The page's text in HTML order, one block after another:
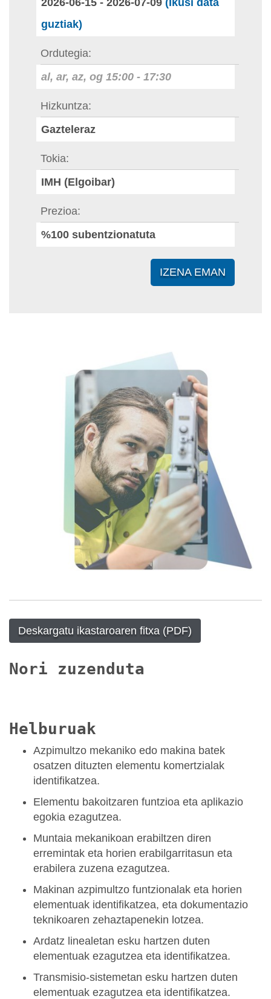
2026-06-15 - 2026-07-09 (Ikusi data
guztiak)
Ordutegia
al, ar, az, og 15:00 - 17:30
Hizkuntza
Gazteleraz
Tokia
IMH (Elgoibar)
Prezioa
%100 subentzionatuta
IZENA EMAN
Deskargatu ikastaroaren fitxa (PDF)
Nori zuzenduta
Helburuak
Azpimultzo mekaniko edo makina batek
osatzen dituzten elementu komertzialak
identifikatzea.
Elementu bakoitzaren funtzioa eta aplikazio
egokia ezagutzea.
Muntaia mekanikoan erabiltzen diren
erremintak eta horien erabilgarritasun eta
erabilera zuzena ezagutzea.
Makinan azpimultzo funtzionalak eta horien
elementuak identifikatzea, eta dokumentazio
teknikoaren zehaztapenekin lotzea.
Ardatz linealetan esku hartzen duten
elementuak ezagutzea eta identifikatzea.
Transmisio-sistemetan esku hartzen duten
elementuak ezagutzea eta identifikatzea.